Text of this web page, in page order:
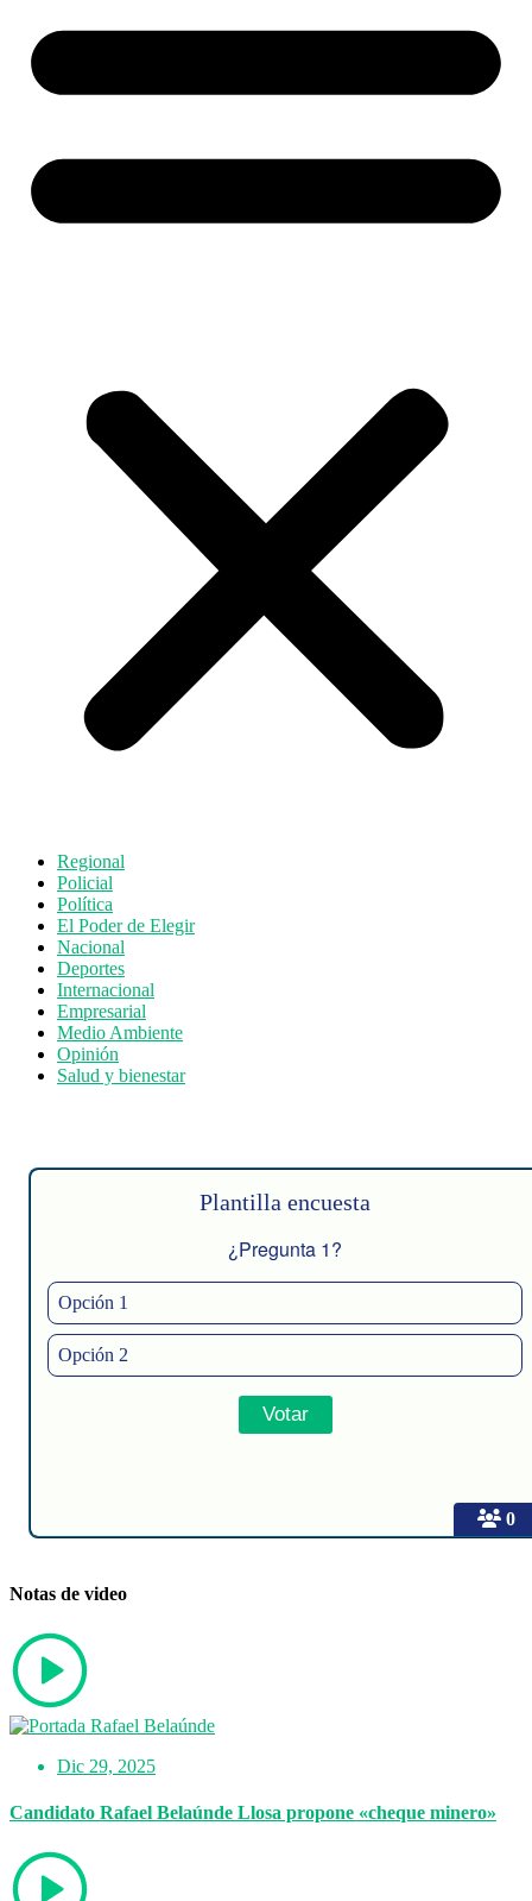
Regional
Policial
Política
El Poder de Elegir
Nacional
Deportes
Internacional
Empresarial
Medio Ambiente
Opinión
Salud y bienestar
0
Plantilla encuesta
¿Pregunta 1?
Opción 1
Opción 2
Notas de video
Dic 29, 2025
Candidato Rafael Belaúnde Llosa propone «cheque minero»